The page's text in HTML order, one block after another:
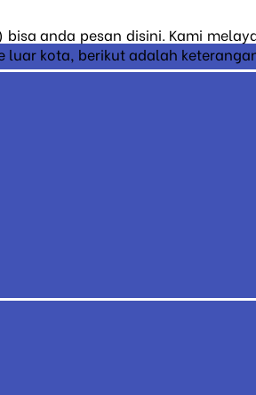
anda pesan disini. Kami
kota, berikut adalah